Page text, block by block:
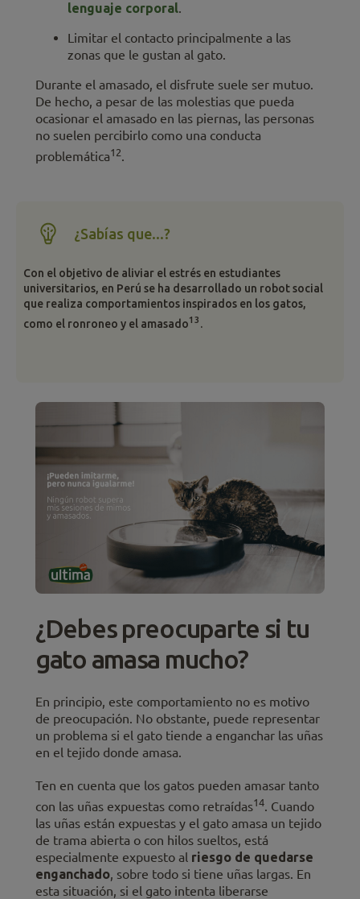
lenguaje corporal.
Limitar el contacto principalmente a las
zonas que le gustan al gato.
Durante el amasado, el disfrute suele ser mutuo.
De hecho, a pesar de las molestias que pueda
ocasionar el amasado en las piernas, las personas
no suelen percibirlo como una conducta
problemática12.
¿Sabías que...?
Con el objetivo de aliviar el estrés en estudiantes
universitarios, en Perú se ha desarrollado un robot social
que realiza comportamientos inspirados en los gatos,
como el ronroneo y el amasado13 .
¿Debes preocuparte si tu
gato amasa mucho?
En principio, este comportamiento no es motivo
de preocupación. No obstante, puede representar
un problema si el gato tiende a enganchar las uñas
en el tejido donde amasa.
Ten en cuenta que los gatos pueden amasar tanto
con las uñas expuestas como retraídas14. Cuando
las uñas están expuestas y el gato amasa un tejido
de trama abierta o con hilos sueltos, está
especialmente expuesto al riesgo de quedarse
enganchado, sobre todo si tiene uñas largas. En
esta situación, si el gato intenta liberarse